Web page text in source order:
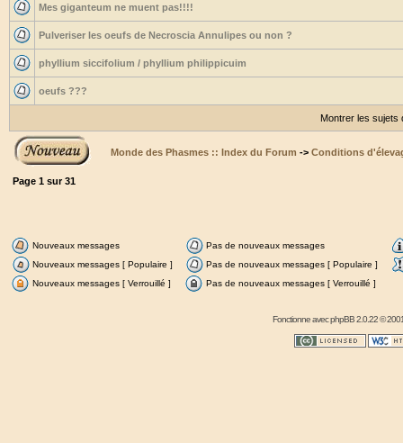
Mes giganteum ne muent pas!!!!
Pulveriser les oeufs de Necroscia Annulipes ou non ?
phyllium siccifolium / phyllium philippicuim
oeufs ???
Montrer les sujets
Monde des Phasmes :: Index du Forum -> Conditions
Page 1 sur31
Nouveaux messages
Pas de nouveaux messages
Nouveaux messages [ Populaire ]
Pas de nouveaux messages [ Populaire ]
Nouveaux messages [ Verrouillé ]
Pas de nouveaux messages [ Verrouillé ]
Fonctionne avecphpBB2.0.22 ©